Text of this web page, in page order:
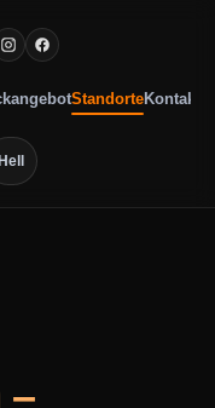
StandorteKontakt
Hell
–